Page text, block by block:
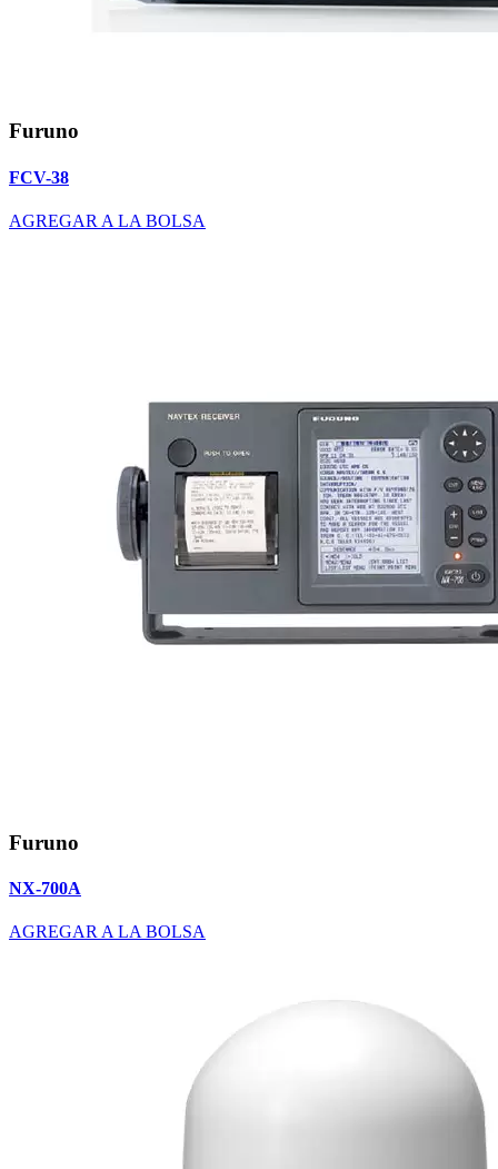
Furuno
FCV-38
AGREGAR A LA BOLSA
Furuno
NX-700A
AGREGAR A LA BOLSA